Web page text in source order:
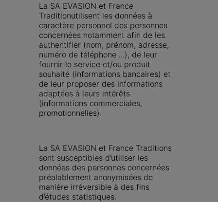
La SA EVASION et France
Traditionutilisent les données à
caractère personnel des personnes
concernées notamment afin de les
authentifier (nom, prénom, adresse,
numéro de téléphone ...), de leur
fournir le service et/ou produit
souhaité (informations bancaires) et
de leur proposer des informations
adaptées à leurs intérêts
(informations commerciales,
promotionnelles).
La SA EVASION et France Traditions
sont susceptibles d’utiliser les
données des personnes concernées
préalablement anonymisées de
manière irréversible à des fins
d’études statistiques.